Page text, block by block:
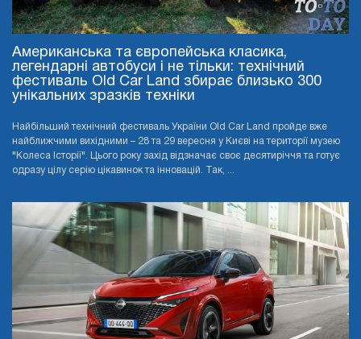
Американська та європейська класика,
легендарні автобуси і не тільки: технічний
фестиваль Old Car Land збирає близько 300
унікальних зразків техніки
Найбільший технічний фестиваль України Old Car Land пройде вже
найближчими вихідними – 28 та 29 вересня у Києві на території музею
"Колеса Історії". Цього року захід відзначає своє десятиріччя та готує
одразу цілу серію цікавинок та інновацій. Так, ...